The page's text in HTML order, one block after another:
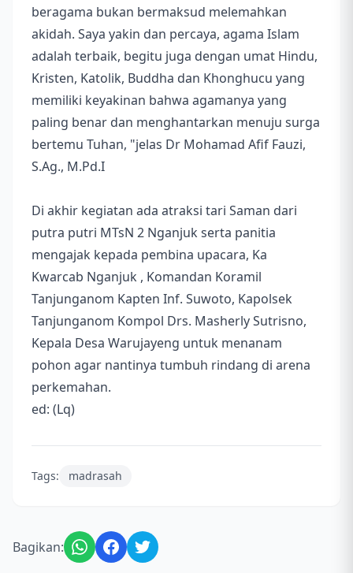
beragama bukan bermaksud melemahkan
akidah. Saya yakin dan percaya, agama Islam
adalah terbaik, begitu juga dengan umat Hindu,
Kristen, Katolik, Buddha dan Khonghucu yang
memiliki keyakinan bahwa agamanya yang
paling benar dan menghantarkan menuju surga
bertemu Tuhan, "jelas Dr Mohamad Afif Fauzi,
S.Ag., M.Pd.I
Di akhir kegiatan ada atraksi tari Saman dari
putra putri MTsN 2 Nganjuk serta panitia
mengajak kepada pembina upacara, Ka
Kwarcab Nganjuk , Komandan Koramil
Tanjunganom Kapten Inf. Suwoto, Kapolsek
Tanjunganom Kompol Drs. Masherly Sutrisno,
Kepala Desa Warujayeng untuk menanam
pohon agar nantinya tumbuh rindang di arena
perkemahan.
ed: (Lq)
Tags: madrasah
Bagikan: